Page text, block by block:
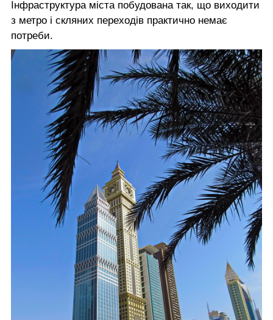
Інфраструктура міста побудована так, що виходити
з метро і скляних переходів практично немає
потреби.